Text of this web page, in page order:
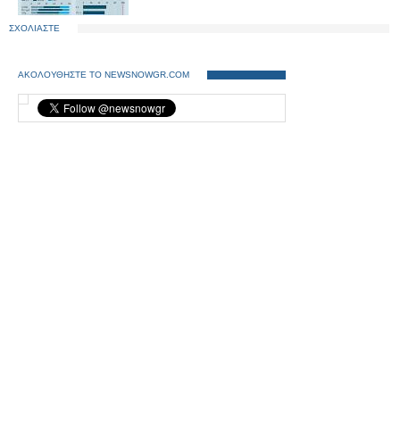
ΣΧΟΛΙΑΣΤΕ
ΑΚΟΛΟΥΘΗΣΤΕ ΤΟ NEWSNOWGR.COM